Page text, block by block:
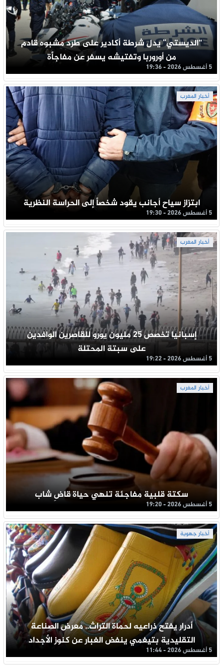
“الديستي” يدل شرطة أكادير على طرد مشبوه قادم
من أوروربا وتفتيشه يسفر عن مفاجأة
5 أغسطس 2026 - 19:36
أخبار المغرب
ابتزاز سياح أجانب يقود شخصاً إلى الحراسة النظرية
5 أغسطس 2026 - 19:30
أخبار المغرب
إسبانيا تخصص 25 مليون يورو للقاصرين الوافدين
على سبتة المحتلة
5 أغسطس 2026 - 19:22
أخبار المغرب
سكتة قلبية مفاجئة تنهي حياة قاضِ شاب
5 أغسطس 2026 - 19:20
أخبار جهوية
أدرار يفتح ذراعيه لحماة التراث.. معرض الصناعة
التقليدية بتيغمي ينفض الغبار عن كنوز الأجداد
5 أغسطس 2026 - 11:44